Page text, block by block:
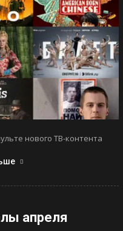
нового ТВ-контента
апреля